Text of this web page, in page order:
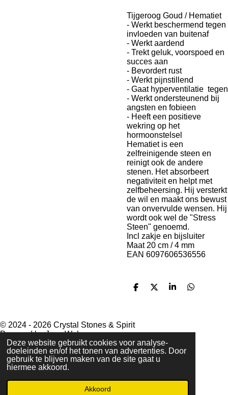
Deze website gebruikt cookies voor analyse-
doeleinden en/of het tonen van advertenties. Door
gebruik te blijven maken van de site gaat u
hiermee akkoord.
Akkoord
Tijgeroog Goud / Hematiet
- Werkt beschermend tegen
invloeden van buitenaf
- Werkt aardend
- Trekt geluk, voorspoed en
succes aan
- Bevordert rust
- Werkt pijnstillend
- Gaat hyperventilatie tegen
- Werkt ondersteunend bij
angsten en fobieen
- Heeft een positieve
wekring op het
hormoonstelsel
Hematiet is een
zelfreinigende steen en
reinigt ook de andere
stenen. Het absorbeert
negativiteit en helpt met
zelfbeheersing. Hij versterkt
de wil en maakt ons bewust
van onvervulde wensen. Hij
wordt ook wel de "Stress
Steen" genoemd.
Incl zakje en bijsluiter
Maat 20 cm / 4 mm
EAN 6097606536556
D
n
D
S
D
© 2024 - 2026 Crystal Stones & Spirit
Powered byJouwWeb